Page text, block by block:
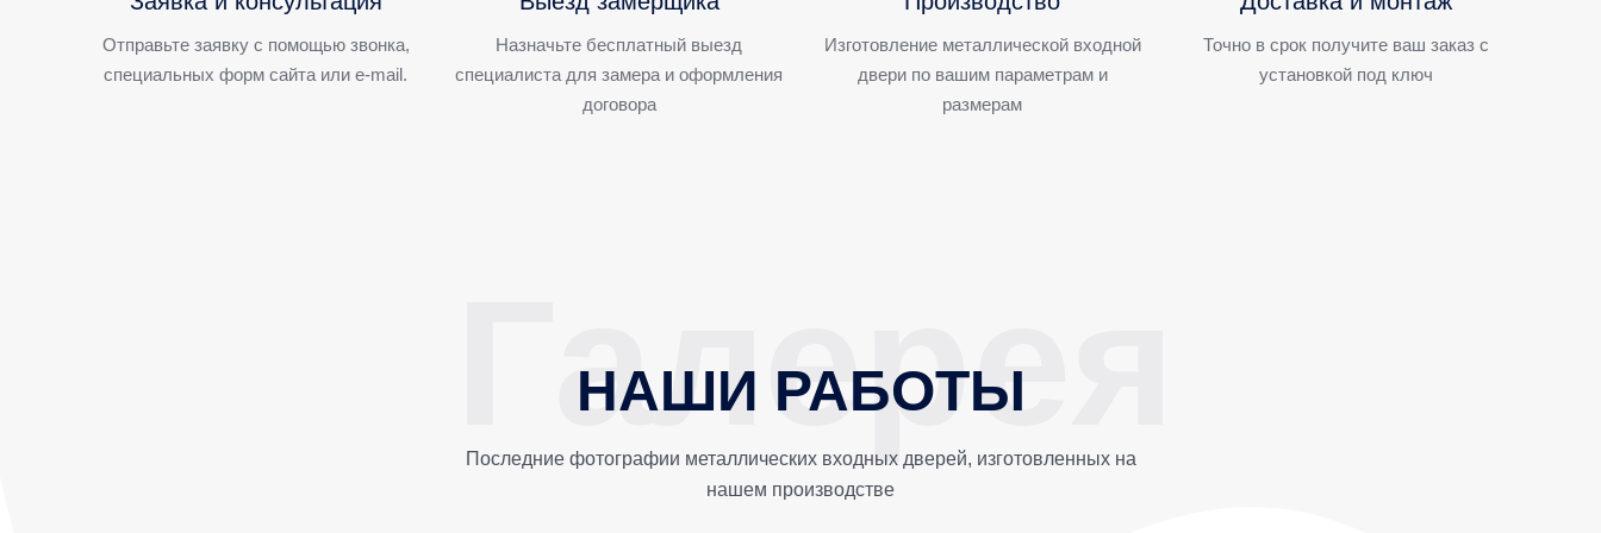
Отправьте заявку с помощью звонка,
специальных форм сайта или e-mail.
Назначьте бесплатный выезд
специалиста для замера и оформления
договора
Изготовление металлической входной
двери по вашим параметрам и
размерам
Точно в срок получите ваш заказ с
установкой под ключ
НАШИ РАБОТЫ
Последние фотографии металлических входных дверей, изготовленных на
нашем производстве